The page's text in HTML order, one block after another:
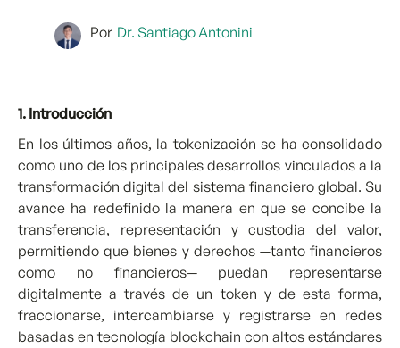
Por Dr. Santiago Antonini
1. Introducción
En los últimos años, la tokenización se ha consolidado
como uno de los principales desarrollos vinculados a la
transformación digital del sistema financiero global. Su
avance ha redefinido la manera en que se concibe la
transferencia, representación y custodia del valor,
permitiendo que bienes y derechos —tanto financieros
como no financieros— puedan representarse
digitalmente a través de un token y de esta forma,
fraccionarse, intercambiarse y registrarse en redes
basadas en tecnología blockchain con altos estándares